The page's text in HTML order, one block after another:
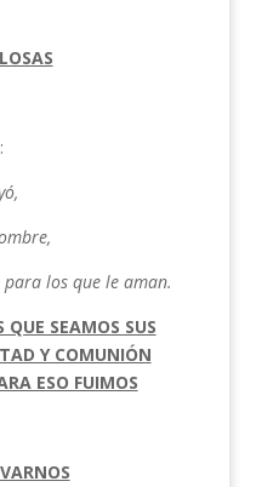
los que le aman.
QUE SEAMOS SUS
Y COMUNIÓN
ESO FUIMOS